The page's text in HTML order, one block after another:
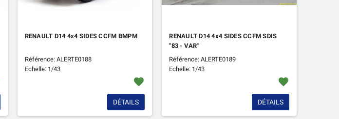
RENAULT D14 4x4 SIDES CCFM BMPM
Référence: ALERTE0188
Echelle: 1/43
favorite
DÉTAILS
RENAULT D14 4x4 SIDES CCFM SDIS
"83 - VAR"
Référence: ALERTE0189
Echelle: 1/43
favorite
DÉTAILS